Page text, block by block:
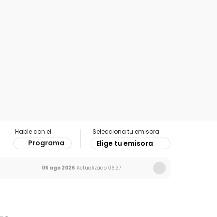
Hable con el
Programa
Selecciona tu emisora
Elige tu emisora
06 ago 2026 Actualizado 06:37